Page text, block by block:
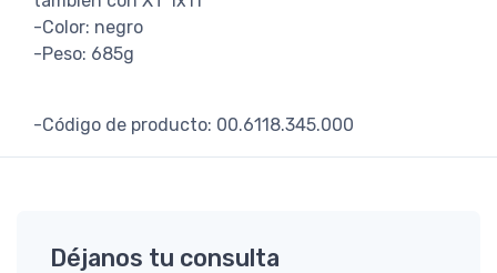
-Color: negro
-Peso: 685g
-Código de producto: 00.6118.345.000
Déjanos tu consulta